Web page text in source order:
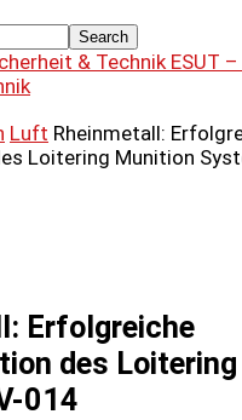
ESUT
Luft Rheinmetall:
Loitering Munition
Erfolgreiche
des
014